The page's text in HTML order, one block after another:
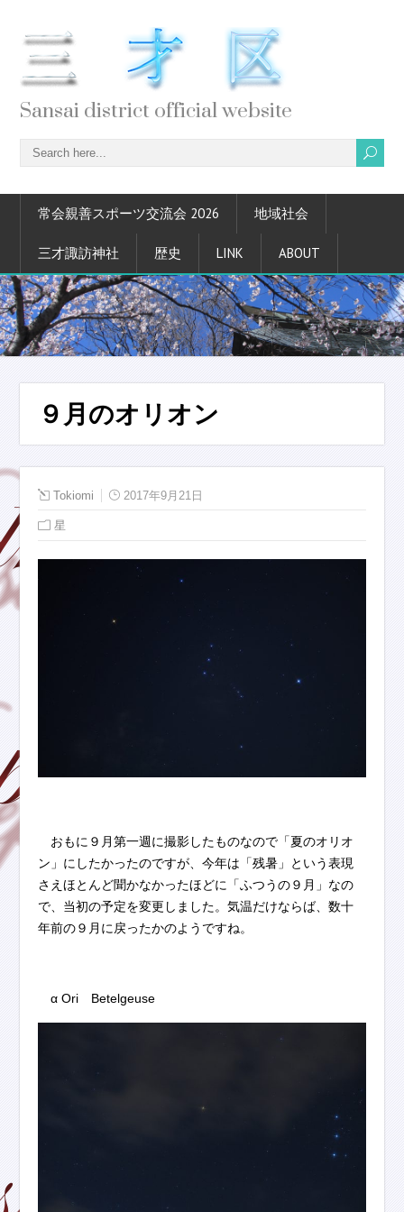
Sansai district official website
常会親善スポーツ交流会 2026 地域社会
三才諏訪神社 歴史 LINK ABOUT
９月のオリオン
Tokiomi 2017年9月21日
星
おもに９月第一週に撮影したものなので「夏のオリオ
ン」にしたかったのですが、今年は「残暑」という表現
さえほとんど聞かなかったほどに「ふつうの９月」なの
で、当初の予定を変更しました。気温だけならば、数十
年前の９月に戻ったかのようですね。
α Ori Betelgeuse